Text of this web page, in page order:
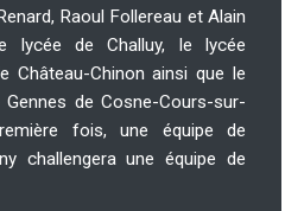
Raoul Follereau et Alain
lycée de Challuy, le lycée
Château-Chinon ainsi que le
de Cosne-Cours-sur-
fois, une équipe de
challengera une équipe de